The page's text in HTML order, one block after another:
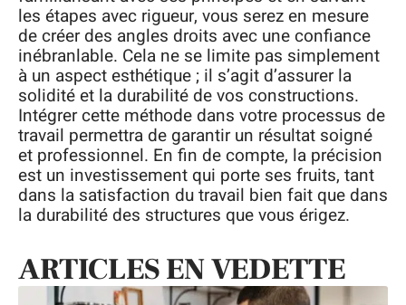
les étapes avec rigueur, vous serez en mesure
de créer des angles droits avec une confiance
inébranlable. Cela ne se limite pas simplement
à un aspect esthétique ; il s’agit d’assurer la
solidité et la durabilité de vos constructions.
Intégrer cette méthode dans votre processus de
travail permettra de garantir un résultat soigné
et professionnel. En fin de compte, la précision
est un investissement qui porte ses fruits, tant
dans la satisfaction du travail bien fait que dans
la durabilité des structures que vous érigez.
ARTICLES EN VEDETTE